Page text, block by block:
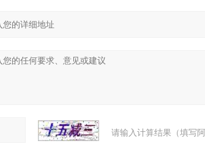
请输入计算结果（填写